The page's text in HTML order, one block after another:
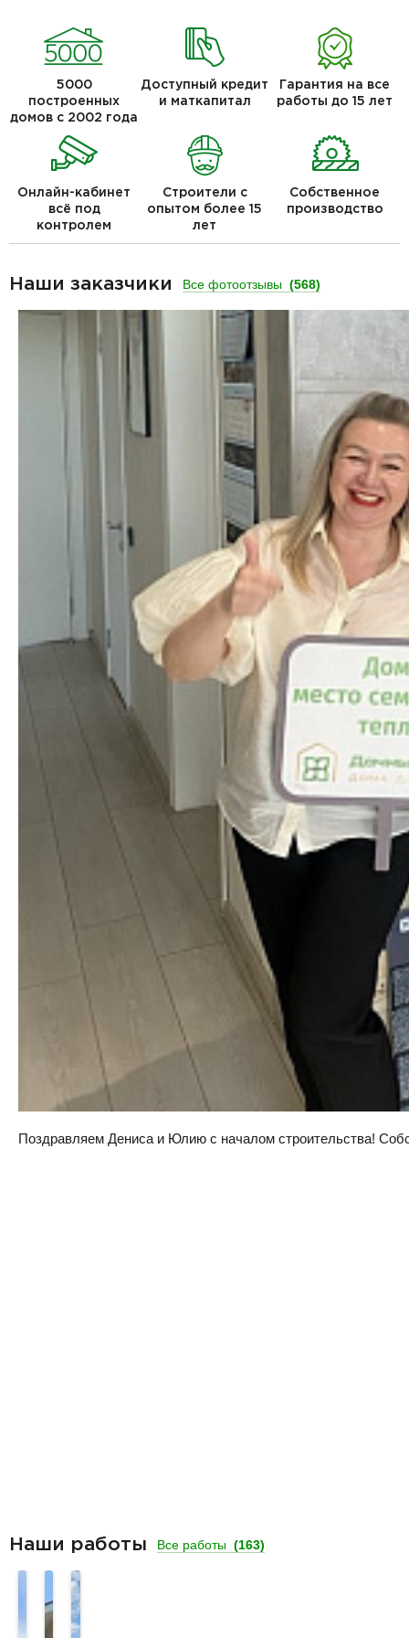
5000
построенных
домов с 2002 года
Доступный кредит
и маткапитал
Гарантия на все
работы до 15 лет
Онлайн-кабинет
всё под
контролем
Строители с
опытом более 15
лет
Собственное
производство
Наши заказчики Все фотоотзывы (568)
Поздравляем Дениса и Юлию с началом строительства!
Наши работы Все работы (163)